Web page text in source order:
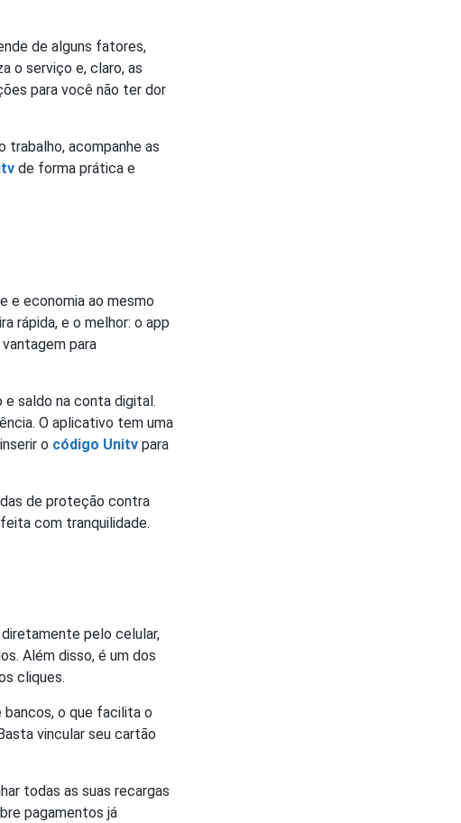
de alguns fatores,
o serviço e, claro, as
para você não ter dor
trabalho, acompanhe as
de forma prática e
e economia ao mesmo
rápida, e o melhor: o app
para
saldo na conta digital.
O aplicativo tem uma
o código Unitv para
de proteção contra
com tranquilidade.
pelo celular,
Além disso, é um dos
cliques.
o que facilita o
vincular seu cartão
todas as suas recargas
pagamentos já